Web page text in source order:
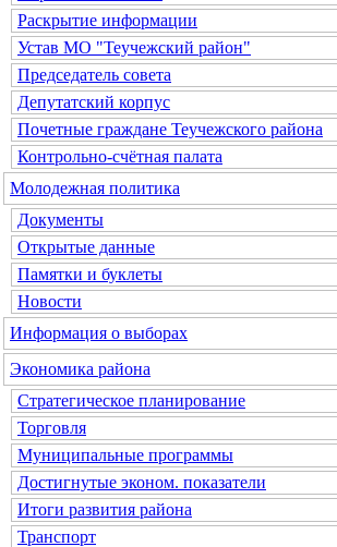
Раскрытие информации
Устав МО "Теучежский район"
Председатель совета
Депутатский корпус
Почетные граждане Теучежского района
Контрольно-счётная палата
Молодежная политика
Документы
Открытые данные
Памятки и буклеты
Новости
Информация о выборах
Экономика района
Стратегическое планирование
Торговля
Муниципальные программы
Достигнутые эконом. показатели
Итоги развития района
Транспорт